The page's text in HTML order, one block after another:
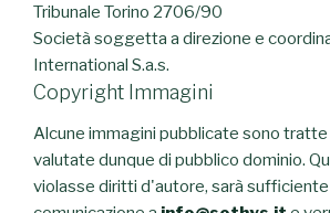
Tribunale Torino 2706/90
Società soggetta a direzione e
International S.a.s.
Copyright Immagini
Alcune immagini pubblicate sono
valutate dunque di pubblico dominio.
violasse diritti d'autore, sarà sufficiente